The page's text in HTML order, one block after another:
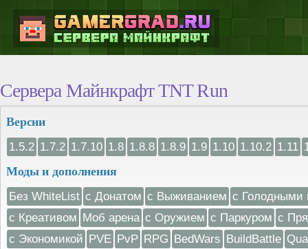
Сервера Майнкрафт TNT Run
Версии
1.5.2 1.7.2 1.7.10 1.8 1.8.8 1.8.9 1.9 1.10 1.10.2 1.11
Моды и дополнения
Без WhiteList с Донатом с Выживанием с Голодными
с Креативом Моб арена с Оружием с Паркуром с
с Экономикой PVE PvP RPG BedWars BuildBattle